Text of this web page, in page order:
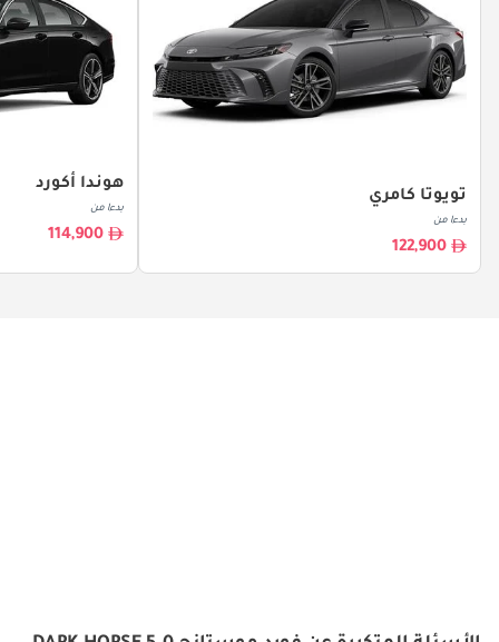
تويوتا كامري
بدءا من
122,900
هوندا أكورد
بدءا من
114,900